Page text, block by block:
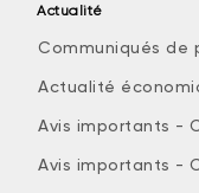
Actualité
Communiqués de
Actualité
Avis importants -
Avis importants -